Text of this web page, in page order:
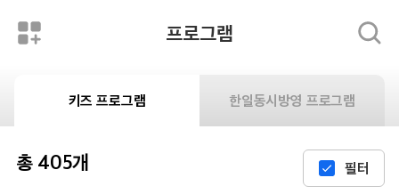
프로그램
키즈 프로그램 한일동시방영 프로그램
총 405개 필터